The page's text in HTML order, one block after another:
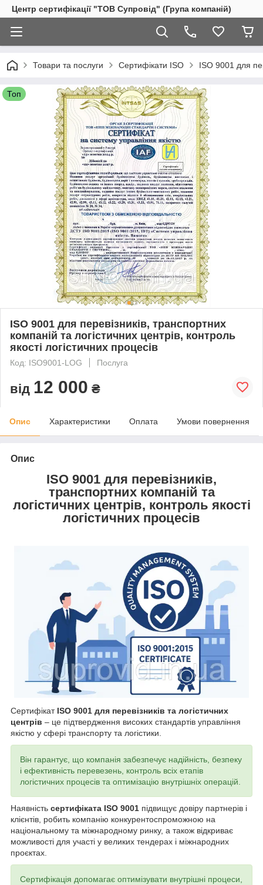
Центр сертифікації "ТОВ Супровід" (Група компаній)
Товари та послуги Сертифікати ISO ISO 9001 для
Топ
ISO 9001 для перевізників, транспортних
компаній та логістичних центрів, контроль
якості логістичних процесів
Код: ISO9001-LOG Послуга
від 12 000 ₴
Опис Характеристики Оплата Умови повернення
Опис
ISO 9001 для перевізників,
транспортних компаній та
логістичних центрів, контроль якості
логістичних процесів
Сертифікат ISO 9001 для перевізників та логістичних
центрів – це підтвердження високих стандартів управління
якістю у сфері транспорту та логістики.
Він гарантує, що компанія забезпечує надійність, безпеку
і ефективність перевезень, контроль всіх етапів
логістичних процесів та оптимізацію внутрішніх операцій.
Наявність сертифіката ISO 9001 підвищує довіру партнерів і
клієнтів, робить компанію конкурентоспроможною на
національному та міжнародному ринку, а також відкриває
можливості для участі у великих тендерах і міжнародних
проєктах.
Сертифікація допомагає оптимізувати внутрішні процеси,